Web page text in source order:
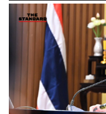
พงศ์ยอมรับว่าธุรกิจคอ
สูง เพราะใช้พื้นที่ไม่
ใครก็สามารถเข้ามา
ไปในทิศทางเดียวกัน
เข้าสู่ภาวะ ‘ตายหมู่’ จ
นั้น ผู้ที่จะอยู่รอดได้ต้อ
การดึงร้านค้าเข้ามาเติ